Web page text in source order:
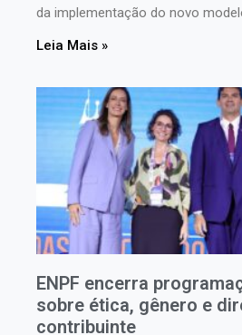
da implementação do novo
Leia Mais »
ENPF encerra
sobre ética, gênero e
contribuinte